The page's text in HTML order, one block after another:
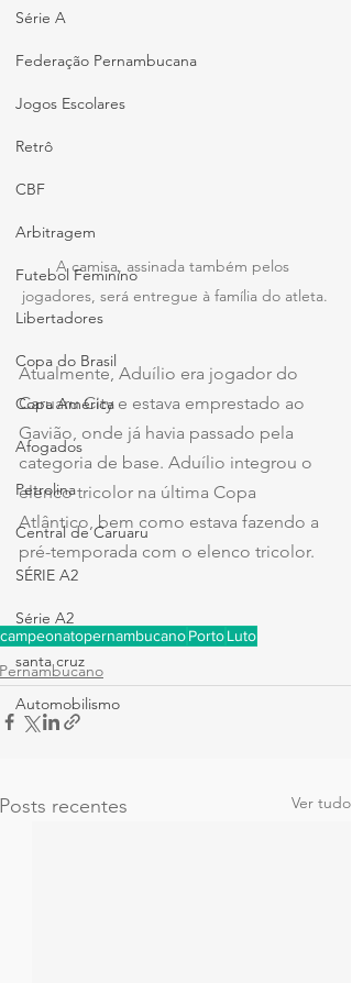
Série A
Federação Pernambucana
Jogos Escolares
Retrô
CBF
Arbitragem
Futebol Feminino
Libertadores
Copa do Brasil
Copa América
Afogados
Petrolina
Central de Caruaru
SÉRIE A2
Série A2
santa cruz
Automobilismo
A camisa, assinada também pelos
jogadores, será entregue à família do atleta.
Atualmente, Aduílio era jogador do
Caruaru City e estava emprestado ao
Gavião, onde já havia passado pela
categoria de base. Aduílio integrou o
elenco tricolor na última Copa
Atlântico, bem como estava fazendo a
pré-temporada com o elenco tricolor.
campeonatopernambucanoPortoLuto
Pernambucano
Posts recentes Ver tudo